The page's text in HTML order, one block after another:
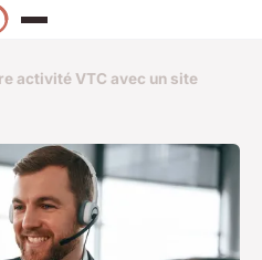
activité VTC avec un site